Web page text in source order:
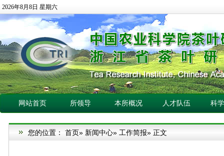
2026年8月8日 星期六
网站首页 所领导 本所概况 人才队伍 科
您的位置： 首页» 新闻中心» 工作简报» 正文